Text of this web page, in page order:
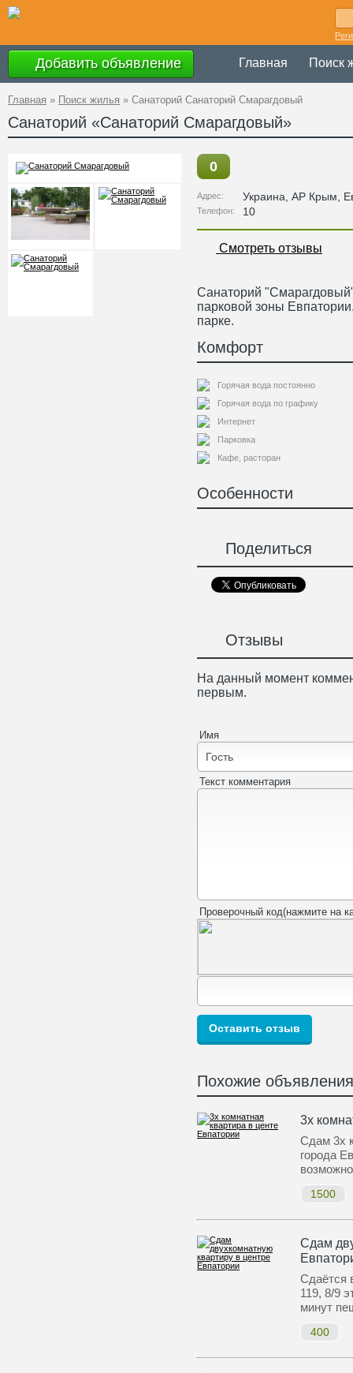
Добавить объявление Главная Поиск
Главная » Поиск жилья » Санаторий Санаторий Смарагдовый
Санаторий «Санаторий Смарагдовый»
0
Адрес: Украина АР Крым ,
Телефон: 10
Смотреть отзывы
Санаторий
парковой зоны
парке.
Комфорт
Горячая вода постоянно
Горячая вода по графику
Интернет
Парковка
Кафе, расторан
Особенности
Поделиться
Отзывы
На данный момент
первым.
Имя
Текст комментария
Проверочный код(нажмите на
Похожие объявления
3х
Сдам 3х
города
1500
Сдам
Сдаётся
119, 8/9
минут
400